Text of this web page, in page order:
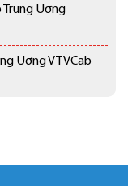
Trung Uơng
Uơng VTVCab